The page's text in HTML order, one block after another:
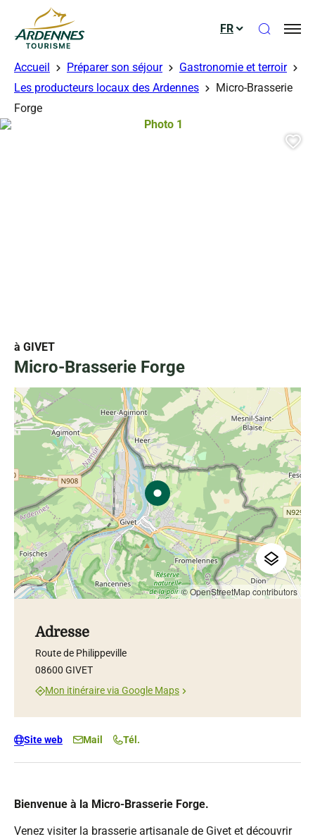
ADT des Ardennes
FR Ouvrir
Accueil Préparer son séjour
Gastronomie et terroir
Les producteurs locaux des Ardennes
Micro-Brasserie
Forge
à GIVET
Micro-Brasserie Forge
Photo 1, © Droits libres
Bienvenue à la Micro-Brasserie Forge.
Venez visiter la brasserie artisanale de Givet et découvrir
© OpenStreetMap contributors
Adresse
Route de Philippeville
08600 GIVET
Mon itinéraire via Google Maps
Site web Mail Tél.